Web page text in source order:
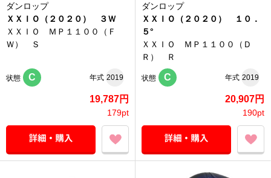
ダンロップ
ＸＸＩＯ（２０２０） ３Ｗ
ＸＸＩＯ ＭＰ１１００（Ｆ
Ｗ） Ｓ
状態 C 年式 2019
19,787円
179pt
ダンロップ
ＸＸＩＯ（２０２０） １０．
５°
ＸＸＩＯ ＭＰ１１００（Ｄ
Ｒ） Ｒ
状態 C 年式 2019
20,907円
190pt